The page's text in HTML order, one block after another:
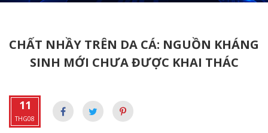
CHẤT NHẦY TRÊN DA CÁ: NGUỒN KHÁNG
SINH MỚI CHƯA ĐƯỢC KHAI THÁC
11
THG08